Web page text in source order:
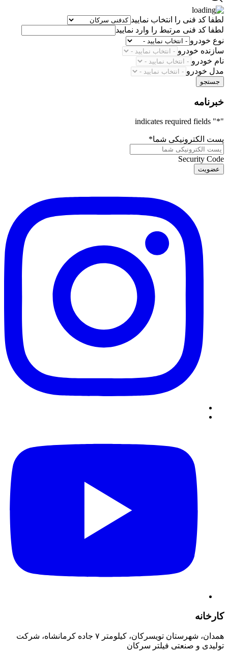
لطفا کد فنی را انتخاب نمایید
لطفا کد فنی مرتبط را وارد نمایید
نوع خودرو
سازنده خودرو
نام خودرو
مدل خودرو
جستجو
خبرنامه
"
*
" indicates required fields
پست الکترونیکی شما*
Security Code
کارخانه
همدان، شهرستان تویسرکان، کیلومتر ۷ جاده کرمانشاه، شرکت
تولیدی و صنعتی فیلتر سرکان